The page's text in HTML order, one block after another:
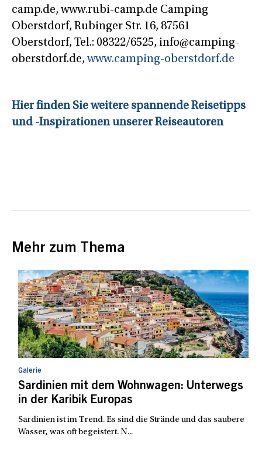
camp.de, www.rubi-camp.de Camping
Oberstdorf, Rubinger Str. 16, 87561
Oberstdorf, Tel.: 08322/6525, info@camping-
oberstdorf.de,www.camping-oberstdorf.de
Hier finden Sie weitere spannende Reisetipps
und -Inspirationen unserer Reiseautoren
Mehr zum Thema
Galerie
Sardinien mit dem Wohnwagen: Unterwegs
in der Karibik Europas
Sardinien ist im Trend. Es sind die Strände und das saubere
Wasser, was oft begeistert. N...